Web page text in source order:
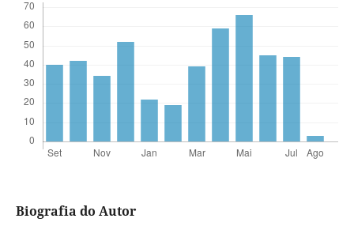
Biografia do Autor